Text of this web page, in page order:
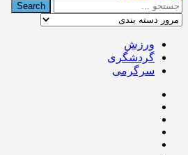
ورزش
گردشگری
سرگرمی